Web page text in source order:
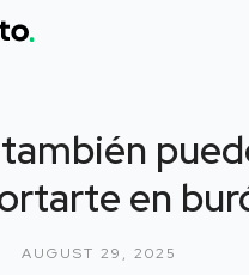
en
AUGUST 29, 2025